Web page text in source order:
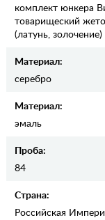
комплект юнкера
товарищеский
(латунь, золочение)
Материал:
серебро
Материал:
эмаль
Проба:
84
Страна:
Российская